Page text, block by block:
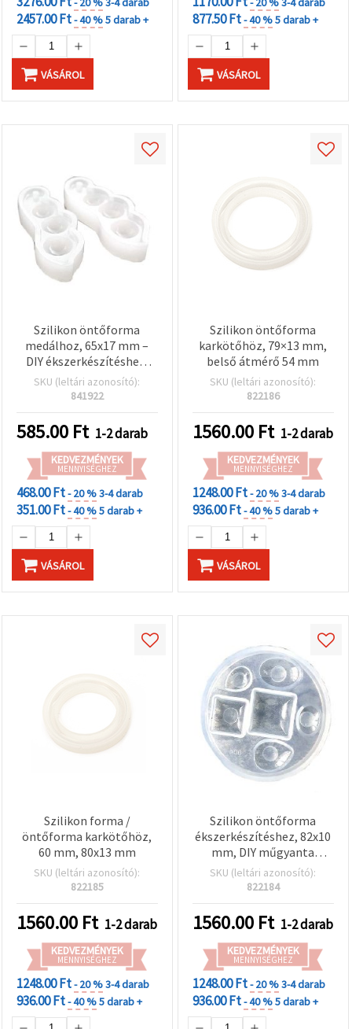
2457.00 Ft- 40 %5 darab +
VÁSÁROL
kulcstartókhoz és
ajándékokhoz
877.50 Ft- 40 %5 darab +
VÁSÁROL
Szilikon öntőforma
medálhoz, 65x17 mm –
DIY ékszerkészítéshez,
kreatív hobbi forma
SKU (leltári azonosító):
841922
585.00 Ft 1-2 darab
KEDVEZMÉNYEK
MENNYISÉGHEZ
468.00 Ft- 20 %3-4 darab
351.00 Ft- 40 %5 darab +
VÁSÁROL
Szilikon öntőforma
karkötőhöz, 79×13 mm,
belső átmérő 54 mm
SKU (leltári azonosító):
822186
1560.00 Ft 1-2 darab
KEDVEZMÉNYEK
MENNYISÉGHEZ
1248.00 Ft- 20 %3-4 darab
936.00 Ft- 40 %5 darab +
VÁSÁROL
Szilikon forma /
öntőforma karkötőhöz,
60 mm, 80x13 mm
SKU (leltári azonosító):
822185
1560.00 Ft 1-2 darab
KEDVEZMÉNYEK
MENNYISÉGHEZ
1248.00 Ft- 20 %3-4 darab
936.00 Ft- 40 %5 darab +
Szilikon öntőforma
ékszerkészítéshez, 82x10
mm, DIY műgyanta
öntéshez
SKU (leltári azonosító):
822184
1560.00 Ft 1-2 darab
KEDVEZMÉNYEK
MENNYISÉGHEZ
1248.00 Ft- 20 %3-4 darab
936.00 Ft- 40 %5 darab +